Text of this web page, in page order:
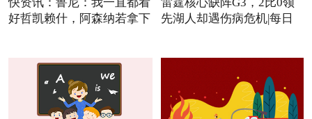
快资讯：鲁尼：我一直都看
好哲凯赖什，阿森纳若拿下
雷霆核心缺阵G3，2比0领
先湖人却遇伤病危机|每日